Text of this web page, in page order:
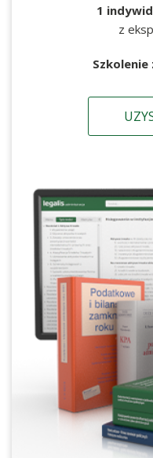
1
z
Szkolenie